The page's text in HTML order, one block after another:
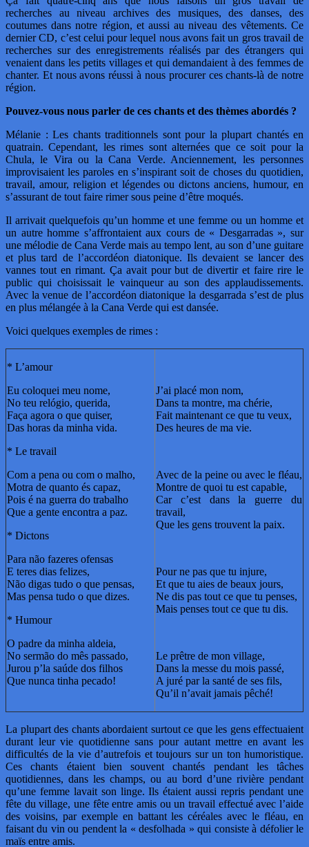
recherches au niveau archives des musiques, des danses, des
coutumes dans notre région, et aussi au niveau des vêtements. Ce
dernier CD, c’est celui pour lequel nous avons fait un gros travail de
recherches sur des enregistrements réalisés par des étrangers qui
venaient dans les petits villages et qui demandaient à des femmes de
chanter. Et nous avons réussi à nous procurer ces chants-là de notre
région.
Pouvez-vous nous parler de ces chants et des thèmes abordés ?
Mélanie : Les chants traditionnels sont pour la plupart chantés en
quatrain. Cependant, les rimes sont alternées que ce soit pour la
Chula, le Vira ou la Cana Verde. Anciennement, les personnes
improvisaient les paroles en s’inspirant soit de choses du quotidien,
travail, amour, religion et légendes ou dictons anciens, humour, en
s’assurant de tout faire rimer sous peine d’être moqués.
Il arrivait quelquefois qu’un homme et une femme ou un homme et
un autre homme s’affrontaient aux cours de « Desgarradas », sur
une mélodie de Cana Verde mais au tempo lent, au son d’une guitare
et plus tard de l’accordéon diatonique. Ils devaient se lancer des
vannes tout en rimant. Ça avait pour but de divertir et faire rire le
public qui choisissait le vainqueur au son des applaudissements.
Avec la venue de l’accordéon diatonique la desgarrada s’est de plus
en plus mélangée à la Cana Verde qui est dansée.
Voici quelques exemples de rimes :
* L’amour
Eu coloquei meu nome,
No teu relógio, querida,
Faça agora o que quiser,
Das horas da minha vida.
* Le travail
Com a pena ou com o malho,
Motra de quanto és capaz,
Pois é na guerra do trabalho
Que a gente encontra a paz.
* Dictons
Para não fazeres ofensas
E teres dias felizes,
Não digas tudo o que pensas,
Mas pensa tudo o que dizes.
* Humour
O padre da minha aldeia,
No sermão do mês passado,
Jurou p’la saúde dos filhos
Que nunca tinha pecado!
J’ai placé mon nom,
Dans ta montre, ma chérie,
Fait maintenant ce que tu veux,
Des heures de ma vie.
Avec de la peine ou avec le fléau,
Montre de quoi tu est capable,
Car c’est dans la guerre du
travail,
Que les gens trouvent la paix.
Pour ne pas que tu injure,
Et que tu aies de beaux jours,
Ne dis pas tout ce que tu penses,
Mais penses tout ce que tu dis.
Le prêtre de mon village,
Dans la messe du mois passé,
A juré par la santé de ses fils,
Qu’il n’avait jamais pêché!
La plupart des chants abordaient surtout ce que les gens effectuaient
durant leur vie quotidienne sans pour autant mettre en avant les
difficultés de la vie d’autrefois et toujours sur un ton humoristique.
Ces chants étaient bien souvent chantés pendant les tâches
quotidiennes, dans les champs, ou au bord d’une rivière pendant
qu’une femme lavait son linge. Ils étaient aussi repris pendant une
fête du village, une fête entre amis ou un travail effectué avec l’aide
des voisins, par exemple en battant les céréales avec le fléau, en
faisant du vin ou pendent la « desfolhada » qui consiste à défolier le
maïs entre amis.